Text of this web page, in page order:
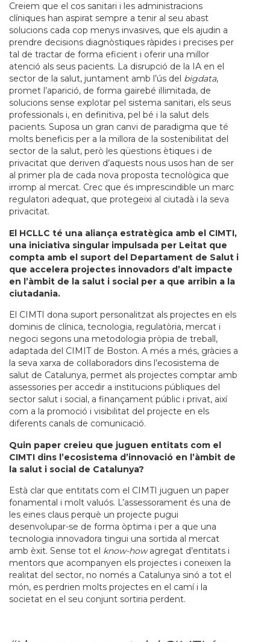
Creiem que el cos sanitari i les administracions
clíniques han aspirat sempre a tenir al seu abast
solucions cada cop menys invasives, que els ajudin a
prendre decisions diagnòstiques ràpides i precises per
tal de tractar de forma eficient i oferir una millor
atenció als seus pacients. La disrupció de la IA en el
sector de la salut, juntament amb l’ús del bigdata,
promet l’aparició, de forma gairebé il·limitada, de
solucions sense explotar pel sistema sanitari, els seus
professionals i, en definitiva, pel bé i la salut dels
pacients. Suposa un gran canvi de paradigma que té
molts beneficis per a la millora de la sostenibilitat del
sector de la salut, però les qüestions ètiques i de
privacitat que deriven d’aquests nous usos han de ser
al primer pla de cada nova proposta tecnològica que
irromp al mercat. Crec que és imprescindible un marc
regulatori adequat, que protegeixi al ciutadà i la seva
privacitat.
El HCLLC té una aliança estratègica amb el CIMTI,
una iniciativa singular impulsada per Leitat que
compta amb el suport del Departament de Salut i
que accelera projectes innovadors d’alt impacte
en l’àmbit de la salut i social per a que arribin a la
ciutadania.
El CIMTI dona suport personalitzat als projectes en els
dominis de clínica, tecnologia, regulatòria, mercat i
negoci segons una metodologia pròpia de treball,
adaptada del CIMIT de Boston. A més a més, gràcies a
la seva xarxa de col·laboradors dins l’ecosistema de
salut de Catalunya, permet als projectes comptar amb
assessories per accedir a institucions públiques del
sector salut i social, a finançament públic i privat, així
com a la promoció i visibilitat del projecte en els
diferents canals de comunicació.
Quin paper creieu que juguen entitats com el
CIMTI dins l’ecosistema d’innovació en l’àmbit de
la salut i social de Catalunya?
Està clar que entitats com el CIMTI juguen un paper
fonamental i molt valuós. L’assessorament és una de
les eines claus perquè un projecte pugui
desenvolupar-se de forma òptima i per a que una
tecnologia innovadora tingui una sortida al mercat
amb èxit. Sense tot el know-howagregat d’entitats i
mentors que acompanyen els projectes i coneixen la
realitat del sector, no només a Catalunya sinó a tot el
món, es perdrien molts projectes en el camí i la
societat en el seu conjunt sortiria perdent.